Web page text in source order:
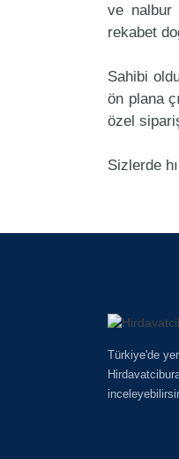
ve nalbur
rekabet
Sahibi
ön plana
özel
Sizlerde
Türkiye'de